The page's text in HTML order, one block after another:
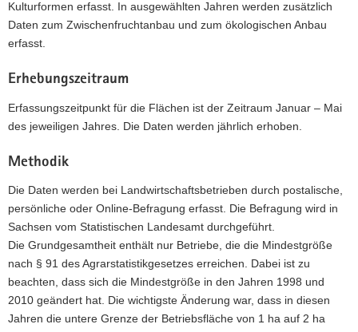
Kulturformen erfasst. In ausgewählten Jahren werden zusätzlich
Daten zum Zwischenfruchtanbau und zum ökologischen Anbau
erfasst.
Erhebungszeitraum
Erfassungszeitpunkt für die Flächen ist der Zeitraum Januar – Mai
des jeweiligen Jahres. Die Daten werden jährlich erhoben.
Methodik
Die Daten werden bei Landwirtschaftsbetrieben durch postalische,
persönliche oder Online-Befragung erfasst. Die Befragung wird in
Sachsen vom Statistischen Landesamt durchgeführt.
Die Grundgesamtheit enthält nur Betriebe, die die Mindestgröße
nach § 91 des Agrarstatistikgesetzes erreichen. Dabei ist zu
beachten, dass sich die Mindestgröße in den Jahren 1998 und
2010 geändert hat. Die wichtigste Änderung war, dass in diesen
Jahren die untere Grenze der Betriebsfläche von 1 ha auf 2 ha